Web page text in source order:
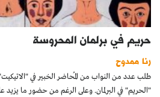
حريم في برلمان المحروسة
رنا ممدوح
طلب عدد من النواب من المُحاضر الخبير في
"الحريم" في البرلمان. وعلى الرغم من حضور ما يزيد على 20 نائبة تلك الجلسة،